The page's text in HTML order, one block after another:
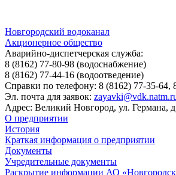
Новгородский водоканал
Акционерное общество
Аварийно-диспетчерская служба:
8 (8162) 77-80-98 (водоснабжение)
8 (8162) 77-44-16 (водоотведение)
Справки по телефону: 8 (8162) 77-35-64,
Эл. почта для заявок:
Адрес: Великий Новгород, ул. Германа,
О предприятии
История
Краткая информация о предприятии
Документы
Учредительные документы
Раскрытие информации АО